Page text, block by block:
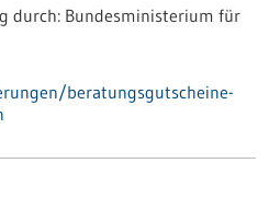
durch: Bundesministerium für
beratungsgutscheine-